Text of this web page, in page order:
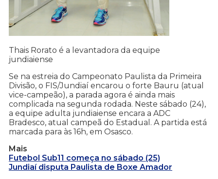
Thais Rorato é a levantadora da equipe
jundiaiense
Se na estreia do Campeonato Paulista da Primeira
Divisão, o FIS/Jundiaí encarou o forte Bauru (atual
vice-campeão), a parada agora é ainda mais
complicada na segunda rodada. Neste sábado (24),
a equipe adulta jundiaiense encara a ADC
Bradesco, atual campeã do Estadual. A partida está
marcada para às 16h, em Osasco.
Mais
Futebol Sub11 começa no sábado (25)
Jundiaí disputa Paulista de Boxe Amador